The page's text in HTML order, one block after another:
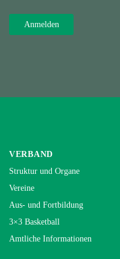
VERBAND
Struktur und Organe
Vereine
Aus- und Fortbildung
3×3 Basketball
Amtliche Informationen